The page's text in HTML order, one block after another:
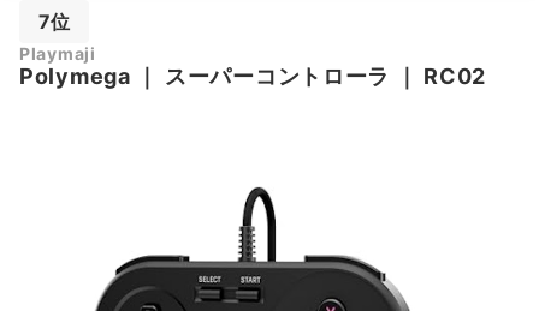
7位
Playmaji
Polymega ｜ スーパーコントローラ ｜ RC02